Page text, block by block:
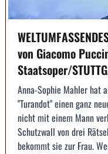
von Giacomo
Staatsoper/
Anna-Sophie Mahler hat
"Turandot" einen ganz
nicht mit einem Mann
Schutzwall von drei
bekommt sie zur Frau.